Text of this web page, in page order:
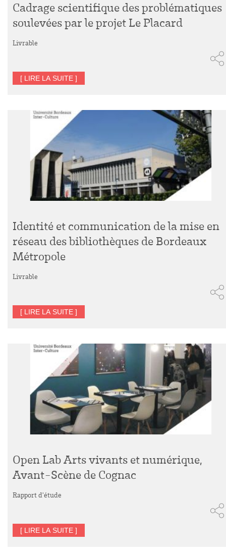
Cadrage scientifique des problématiques
soulevées par le projet Le Placard
Livrable
[ LIRE LA SUITE ]
Identité et communication de la mise en
réseau des bibliothèques de Bordeaux
Métropole
Livrable
[ LIRE LA SUITE ]
Open Lab Arts vivants et numérique,
Avant-Scène de Cognac
Rapport d'étude
[ LIRE LA SUITE ]